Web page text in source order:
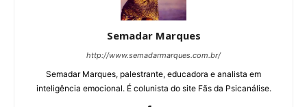
Semadar Marques
http://www.semadarmarques.com.br/
Semadar Marques, palestrante, educadora e analista em
inteligência emocional. É colunista do site Fãs da Psicanálise.